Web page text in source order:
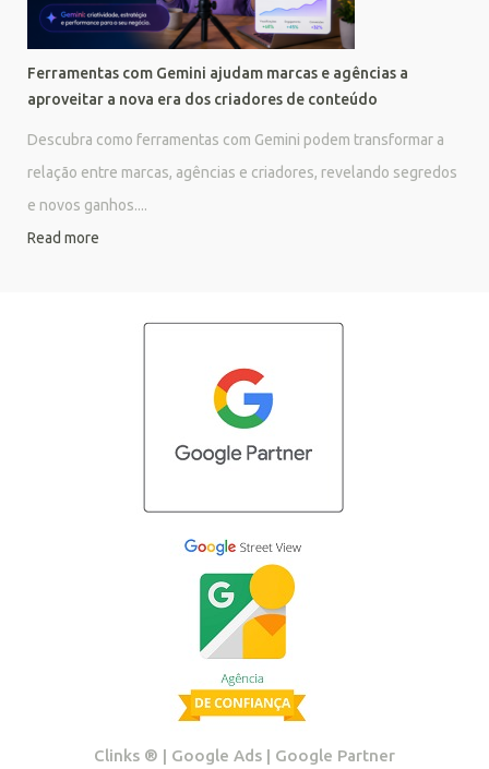
Ferramentas com Gemini ajudam marcas e agências a
aproveitar a nova era dos criadores de conteúdo
Descubra como ferramentas com Gemini podem transformar a
relação entre marcas, agências e criadores, revelando segredos
e novos ganhos....
Read more
Clinks ®️ | Google Ads | Google Partner